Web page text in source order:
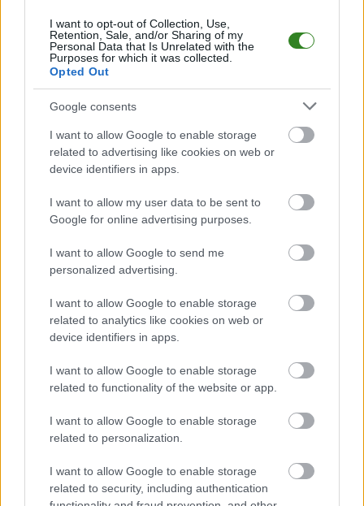
I want to opt-out of Collection, Use,
Retention, Sale, and/or Sharing of my
Personal Data that Is Unrelated with the
Purposes for which it was collected.
Opted Out
Google consents
I want to allow Google to enable storage
related to advertising like cookies on web or
device identifiers in apps.
I want to allow my user data to be sent to
Google for online advertising purposes.
I want to allow Google to send me
personalized advertising.
I want to allow Google to enable storage
related to analytics like cookies on web or
device identifiers in apps.
I want to allow Google to enable storage
related to functionality of the website or app.
I want to allow Google to enable storage
related to personalization.
I want to allow Google to enable storage
related to security, including authentication
2026-08-05 15:38
Skuteczna
regeneracja
naskórka po zbyt
intensywnym dniu na
plaży
2026-06-19 18:30
Ciągłe zmęczenie
może być więcej, niż
2026-06-11 14:29
Mądra
suplementacja
stanowi nieocenione
wsparcie
NASTĘPNY ARTYKUŁ
2026-06-11 14:13
Jacek Cyganowski zostanie nowym
Asseco Resovia| Developres Rzeszów |ITA TOOLS Stal Mielec
Cellfast Wilki Krosno| Texom Stal Rzeszów|Stal Mielec